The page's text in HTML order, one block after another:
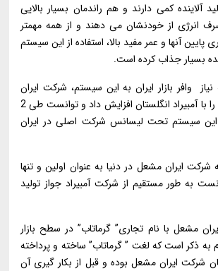
آلاینده کمی دارند و هم راندمان بسیار بالایی
انرژی از خودنشان می دهند و از همه مهمتر
پایین آنها و عمر مفید بالا، استفاده از این سیستم
بسیار جذاب کرده است.
نیاز وافر بازار ایران به این سیستم، شرکت ایران
مشعل همکاری خود را با آمبیراد انگلستان افزایش داد و توانست طی 2
این سیستم تحت لیسانس شرکت اصلی در ایران
ایران مشعل در دنیا به عنوان اولین و تنها
به طور مستقیم از شرکت آمبیراد جواز تولید
مشعل با نام تجاری” گرماتاب” در سطح بازار
ذکر است که لغت ” گرماتاب” ساخته و پرداخته
شرکت ایران مشعل بوده و قبل از بکار گیری آن